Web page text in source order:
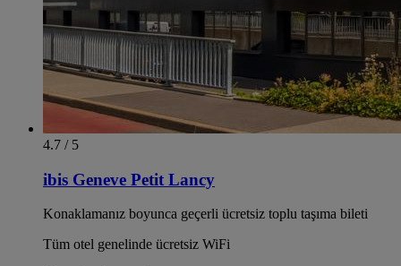
4.7 / 5
ibis Geneve Petit Lancy
Konaklamanız boyunca geçerli ücretsiz toplu taşıma bileti
Tüm otel genelinde ücretsiz WiFi